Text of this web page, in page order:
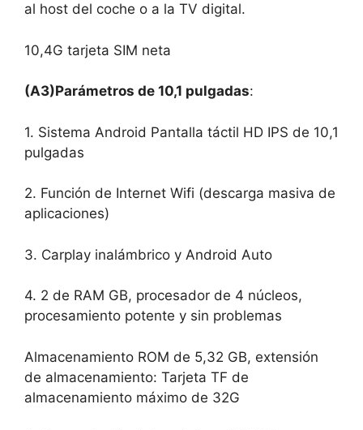
al host del coche o a la TV digital.
10,4G tarjeta SIM neta
(A3)Parámetros de 10,1 pulgadas:
1. Sistema Android Pantalla táctil HD IPS de 10,1
pulgadas
2. Función de Internet Wifi (descarga masiva de
aplicaciones)
3. Carplay inalámbrico y Android Auto
4. 2 de RAM GB, procesador de 4 núcleos,
procesamiento potente y sin problemas
Almacenamiento ROM de 5,32 GB, extensión
de almacenamiento: Tarjeta TF de
almacenamiento máximo de 32G